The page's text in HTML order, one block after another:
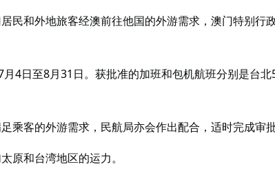
和外地旅客经澳前往他国的外游需求，澳门特别行
4日至8月31日。获批准的加班和包机航班分别是台
客的外游需求，民航局亦会作出配合，适时完成审批
原和台湾地区的运力。